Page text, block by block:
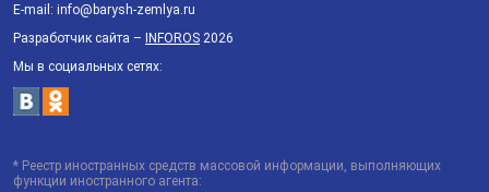
E-mail: info@barysh-zemlya.ru
Разработчик сайта – INFOROS 2026
Мы в социальных сетях:
* Реестр иностранных средств массовой информации, выполняющих
функции иностранного агента: